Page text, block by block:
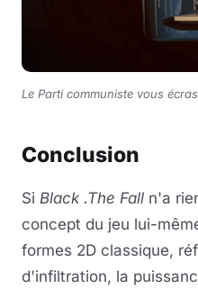
Le Parti communiste vous
Conclusion
Si Black .The Fall n'a
concept du jeu lui-
formes 2D classique,
d'infiltration, la